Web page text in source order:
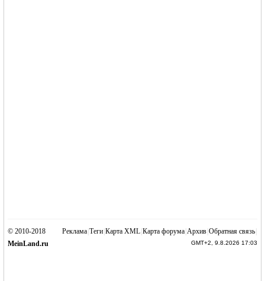
Реклама Теги Карта XML Карта форума Архив Обратная связь
GMT+2, 9.8.2026 17:03
© 2010-2018
MeinLand.ru